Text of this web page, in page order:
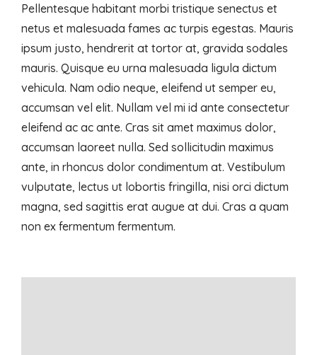
Pellentesque habitant morbi tristique senectus et
netus et malesuada fames ac turpis egestas. Mauris
ipsum justo, hendrerit at tortor at, gravida sodales
mauris. Quisque eu urna malesuada ligula dictum
vehicula. Nam odio neque, eleifend ut semper eu,
accumsan vel elit. Nullam vel mi id ante consectetur
eleifend ac ac ante. Cras sit amet maximus dolor,
accumsan laoreet nulla. Sed sollicitudin maximus
ante, in rhoncus dolor condimentum at. Vestibulum
vulputate, lectus ut lobortis fringilla, nisi orci dictum
magna, sed sagittis erat augue at dui. Cras a quam
non ex fermentum fermentum.